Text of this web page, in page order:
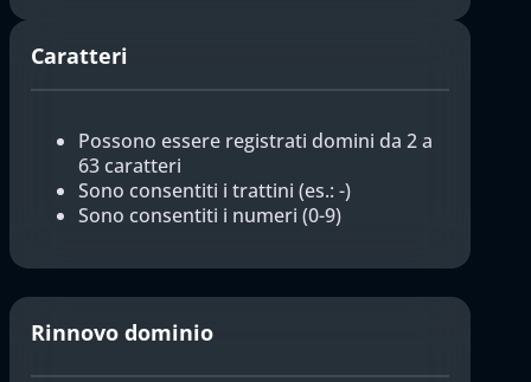
Caratteri
Possono essere registrati domini da 2 a
63 caratteri
Sono consentiti i trattini (es.: -)
Sono consentiti i numeri (0-9)
Rinnovo dominio